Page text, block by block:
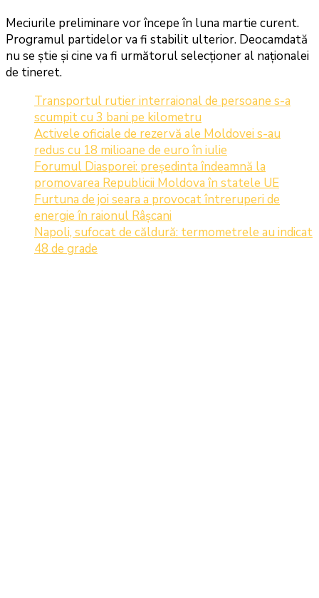
Meciurile preliminare vor începe în luna martie curent.
Programul partidelor va fi stabilit ulterior. Deocamdată
nu se știe și cine va fi următorul selecționer al naționalei
de tineret.
Transportul rutier interraional de persoane s-a
scumpit cu 3 bani pe kilometru
Activele oficiale de rezervă ale Moldovei s-au
redus cu 18 milioane de euro în iulie
Forumul Diasporei: președinta îndeamnă la
promovarea Republicii Moldova în statele UE
Furtuna de joi seara a provocat întreruperi de
energie în raionul Râșcani
Napoli, sufocat de căldură: termometrele au indicat
48 de grade